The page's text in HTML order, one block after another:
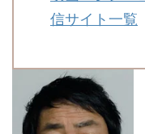
信サイト一覧